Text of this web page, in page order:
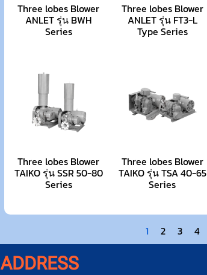
Three lobes Blower
ANLET รุ่น BWH
Series
Three lobes Blower
ANLET รุ่น FT3-L
Type Series
Three lobes Blower
TAIKO รุ่น SSR 50-80
Series
Three lobes Blower
TAIKO รุ่น TSA 40-65
Series
1 2 3 4
ADDRESS